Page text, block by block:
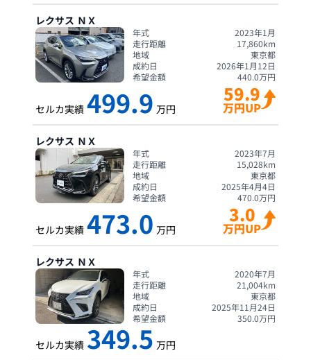
レクサス ＮＸ
年式
2023年1月
走行距離
17,860km
地域
東京都
成約日
2026年1月12日
希望金額
440.0万円
セルカ実績 499.9 万円
59.9
万円UP
レクサス ＮＸ
年式
2023年7月
走行距離
15,028km
地域
東京都
成約日
2025年4月4日
希望金額
470.0万円
セルカ実績 473.0 万円
3.0
万円UP
レクサス ＮＸ
年式
2020年7月
走行距離
21,004km
地域
東京都
成約日
2025年11月24日
希望金額
350.0万円
セルカ実績 349.5 万円